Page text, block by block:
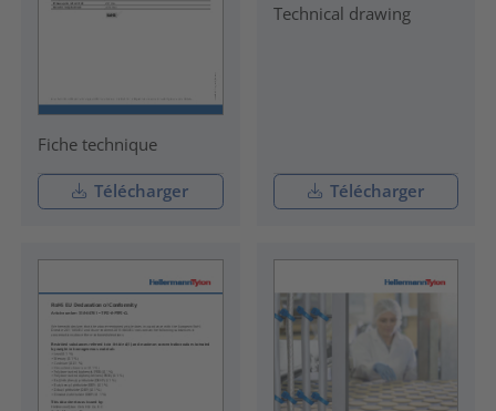
Fiche technique
Télécharger
Technical drawing
Télécharger